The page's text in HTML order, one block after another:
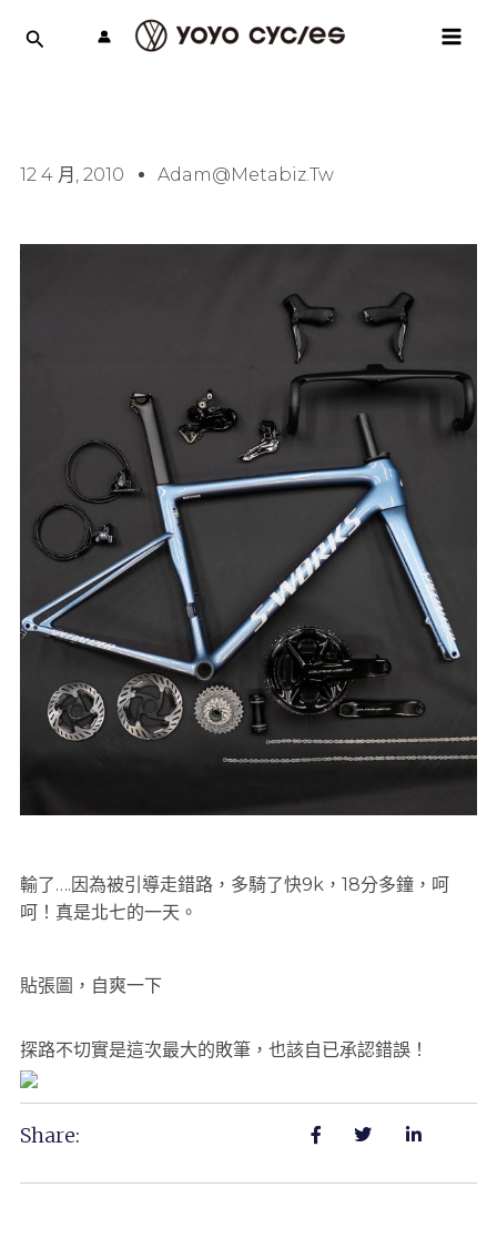
12 4 月, 2010 Adam@metabiz.tw
輸了….因為被引導走錯路，多騎了快9k，18分多鐘，呵
呵！真是北七的一天。
貼張圖，自爽一下
探路不切實是這次最大的敗筆，也該自已承認錯誤！
Share: